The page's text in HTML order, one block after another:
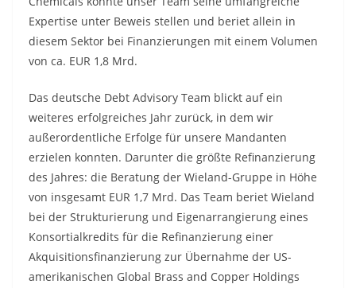
Expertise unter Beweis stellen und beriet allein in
diesem Sektor bei Finanzierungen mit einem Volumen
von ca. EUR 1,8 Mrd.
Das deutsche Debt Advisory Team blickt auf ein
weiteres erfolgreiches Jahr zurück, in dem wir
außerordentliche Erfolge für unsere Mandanten
erzielen konnten. Darunter die größte Refinanzierung
des Jahres: die Beratung der Wieland-Gruppe in Höhe
von insgesamt EUR 1,7 Mrd. Das Team beriet Wieland
bei der Strukturierung und Eigenarrangierung eines
Konsortialkredits für die Refinanzierung einer
Akquisitionsfinanzierung zur Übernahme der US-
amerikanischen Global Brass and Copper Holdings